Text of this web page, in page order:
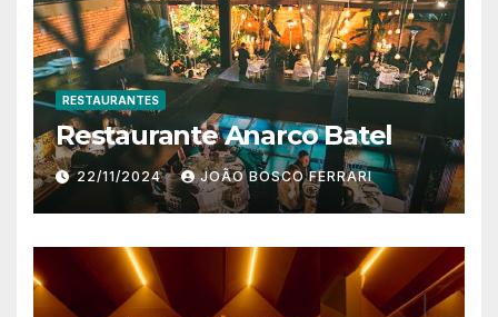
RESTAURANTES
Restaurante Anarco Batel
22/11/2024 JOÃO BOSCO FERRARI